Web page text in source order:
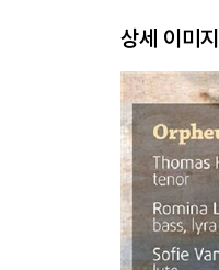
상세 이미지